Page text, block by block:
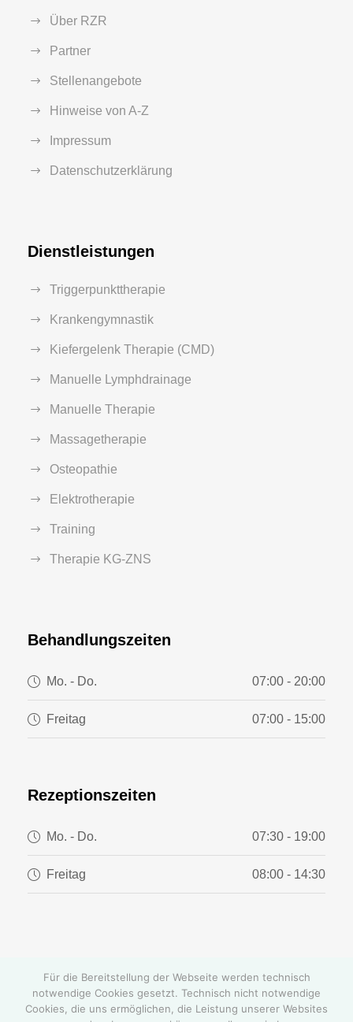
Über RZR
Partner
Stellenangebote
Hinweise von A-Z
Impressum
Datenschutzerklärung
Dienstleistungen
Triggerpunkttherapie
Krankengymnastik
Kiefergelenk Therapie (CMD)
Manuelle Lymphdrainage
Manuelle Therapie
Massagetherapie
Osteopathie
Elektrotherapie
Training
Therapie KG-ZNS
Behandlungszeiten
Mo. - Do. 07:00 - 20:00
Freitag 07:00 - 15:00
Rezeptionszeiten
Mo. - Do. 07:30 - 19:00
Freitag 08:00 - 14:30
Für die Bereitstellung der Webseite werden technisch
notwendige Cookies gesetzt. Technisch nicht notwendige
Cookies, die uns ermöglichen, die Leistung unserer Websites